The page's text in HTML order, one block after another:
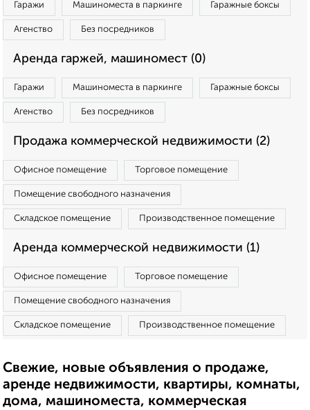
Гаражи Машиноместа в паркинге Гаражные боксы
Агенство Без посредников
Аренда гаржей, машиномест (0)
Гаражи Машиноместа в паркинге Гаражные боксы
Агенство Без посредников
Продажа коммерческой недвижимости (2)
Офисное помещение Торговое помещение
Помещение свободного назначения
Складское помещение Производственное помещение
Аренда коммерческой недвижимости (1)
Офисное помещение Торговое помещение
Помещение свободного назначения
Складское помещение Производственное помещение
Свежие, новые объявления о продаже,
аренде недвижимости, квартиры, комнаты,
дома, машиноместа, коммерческая